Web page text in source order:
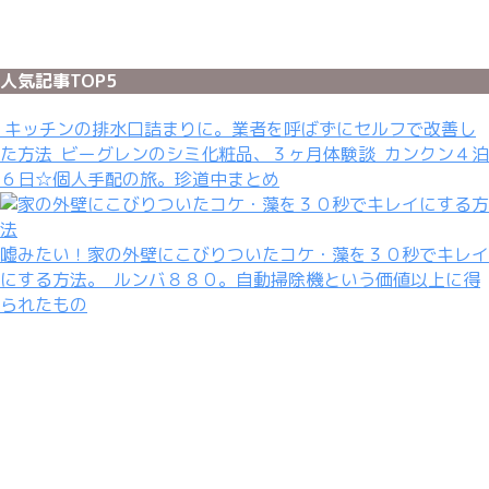
人気記事TOP5
キッチンの排水口詰まりに。業者を呼ばずにセルフで改善し
た方法 ビーグレンのシミ化粧品、３ヶ月体験談 カンクン４泊
６日☆個人手配の旅。珍道中まとめ
嘘みたい！家の外壁にこびりついたコケ・藻を３０秒でキレイ
にする方法。
ルンバ８８０。自動掃除機という価値以上に得
られたもの